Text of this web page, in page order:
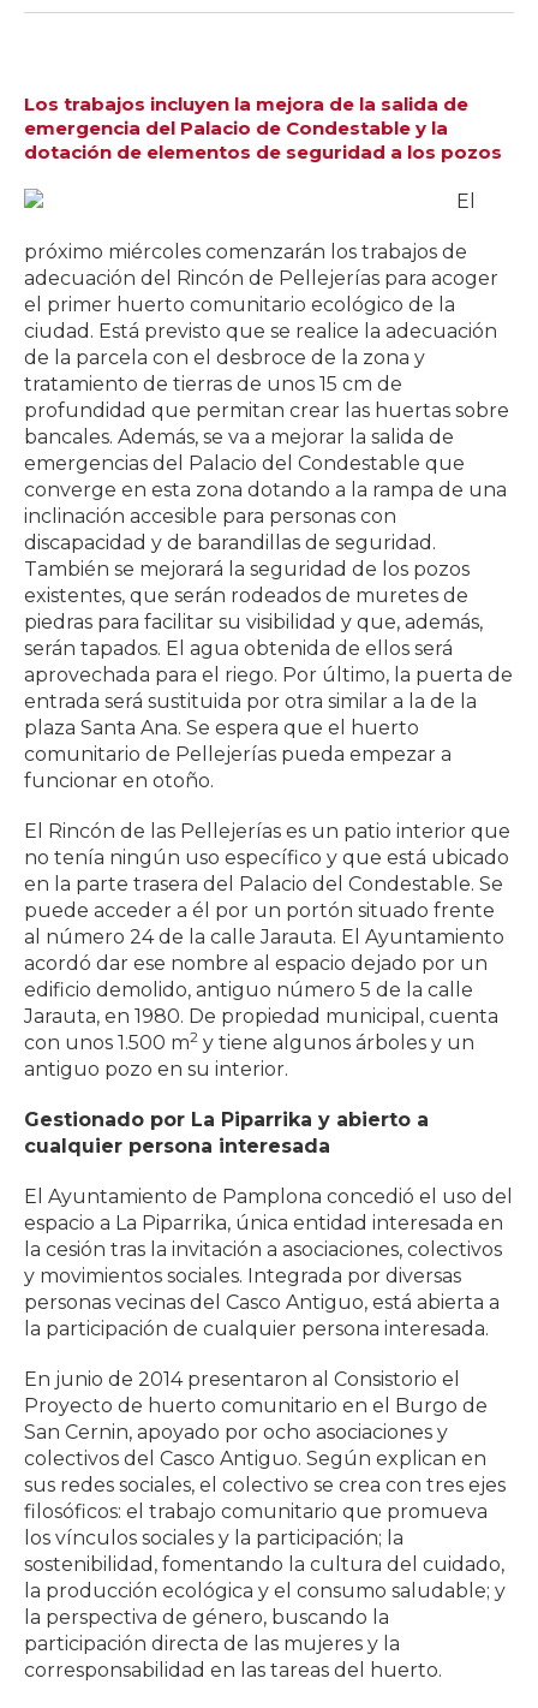
Los trabajos incluyen la mejora de la salida de
emergencia del Palacio de Condestable y la
dotación de elementos de seguridad a los pozos
El
próximo miércoles comenzarán los trabajos de
adecuación del Rincón de Pellejerías para acoger
el primer huerto comunitario ecológico de la
ciudad. Está previsto que se realice la adecuación
de la parcela con el desbroce de la zona y
tratamiento de tierras de unos 15 cm de
profundidad que permitan crear las huertas sobre
bancales. Además, se va a mejorar la salida de
emergencias del Palacio del Condestable que
converge en esta zona dotando a la rampa de una
inclinación accesible para personas con
discapacidad y de barandillas de seguridad.
También se mejorará la seguridad de los pozos
existentes, que serán rodeados de muretes de
piedras para facilitar su visibilidad y que, además,
serán tapados. El agua obtenida de ellos será
aprovechada para el riego. Por último, la puerta de
entrada será sustituida por otra similar a la de la
plaza Santa Ana. Se espera que el huerto
comunitario de Pellejerías pueda empezar a
funcionar en otoño.
El Rincón de las Pellejerías es un patio interior que
no tenía ningún uso específico y que está ubicado
en la parte trasera del Palacio del Condestable. Se
puede acceder a él por un portón situado frente
al número 24 de la calle Jarauta. El Ayuntamiento
acordó dar ese nombre al espacio dejado por un
edificio demolido, antiguo número 5 de la calle
Jarauta, en 1980. De propiedad municipal, cuenta
con unos 1.500 m2 y tiene algunos árboles y un
antiguo pozo en su interior.
Gestionado por La Piparrika y abierto a
cualquier persona interesada
El Ayuntamiento de Pamplona concedió el uso del
espacio a La Piparrika, única entidad interesada en
la cesión tras la invitación a asociaciones, colectivos
y movimientos sociales. Integrada por diversas
personas vecinas del Casco Antiguo, está abierta a
la participación de cualquier persona interesada.
En junio de 2014 presentaron al Consistorio el
Proyecto de huerto comunitario en el Burgo de
San Cernin, apoyado por ocho asociaciones y
colectivos del Casco Antiguo. Según explican en
sus redes sociales, el colectivo se crea con tres ejes
filosóficos: el trabajo comunitario que promueva
los vínculos sociales y la participación; la
sostenibilidad, fomentando la cultura del cuidado,
la producción ecológica y el consumo saludable; y
la perspectiva de género, buscando la
participación directa de las mujeres y la
corresponsabilidad en las tareas del huerto.